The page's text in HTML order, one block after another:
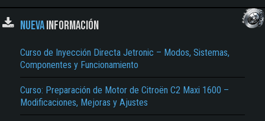
NUEVAINFORMACIÓN
Curso de Inyección Directa Jetronic – Modos, Sistemas,
Componentes y Funcionamiento
Curso: Preparación de Motor de Citroën C2 Maxi 1600 –
Modificaciones, Mejoras y Ajustes